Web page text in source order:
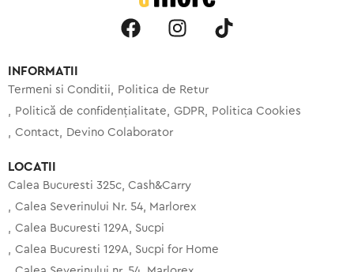
INFORMATII
Termeni si Conditii
Politica de Retur
Politică de confidențialitate
GDPR
Politica Cookies
Contact
Devino Colaborator
LOCATII
Calea Bucuresti 325c, Cash&Carry
Calea Severinului Nr. 54, Marlorex
Calea Bucuresti 129A, Sucpi
Calea Bucuresti 129A, Sucpi for Home